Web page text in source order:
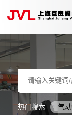
选择语言:
中文 / Chinese
英语 / English
热门搜索 气